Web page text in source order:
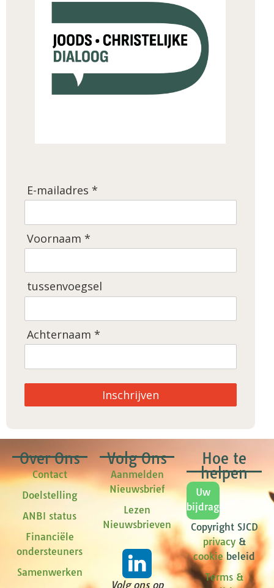
E-mailadres *
Voornaam *
tussenvoegsel
Achternaam *
Inschrijven
Over Ons
Contact
Doelstelling
ANBI status
Financiële
ondersteuners
Samenwerken
Volg Ons
Aanmelden
Nieuwsbrief
Lezen
Nieuwsbrieven
Volg ons op
Hoe te
helpen
Uw
bijdrage
Copyright SJCD
privacy&
cookiebeleid
Terms &